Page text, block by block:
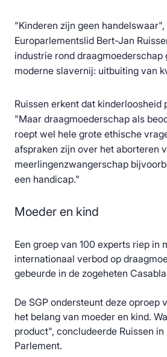
"Kinderen zijn geen handelswaar",
Europarlementslid Bert-Jan
industrie rond draagmoederschap
moderne slavernij: uitbuiting van
Ruissen erkent dat kinderloosheid
"Maar draagmoederschap als
roept wel hele grote ethische
afspraken zijn over het aborteren
meerlingenzwangerschap
een handicap."
Moeder en kind
Een groep van 100 experts riep in
internationaal verbod op
gebeurde in de zogeheten
De SGP ondersteunt deze oproep
het belang van moeder en kind.
product", concludeerde Ruissen in
Parlement.